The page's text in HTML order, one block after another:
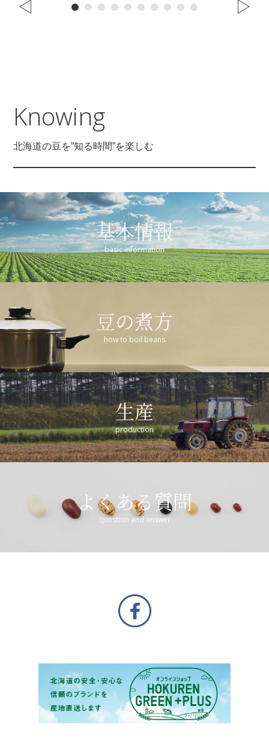
Knowing
北海道の豆を”知る時間”を楽しむ
基本情報
basic information
豆の煮方
how to boil beans
生産
production
よくある質問
question and answer